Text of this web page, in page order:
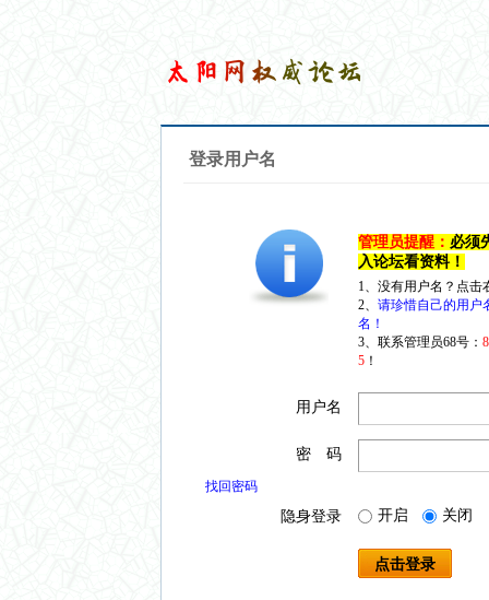
登录用户名
管理员提醒： 必须
入论坛看资料！
1、没有用户名？点
2、 请珍惜自己的用户
名！
3、联系管理员68号：
5 ！
用户名
密 码
找回密码
隐身登录 开启 关闭
点击登录